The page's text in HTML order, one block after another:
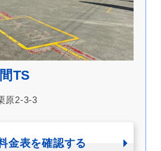
TS
原2-3-3
金表を確認する